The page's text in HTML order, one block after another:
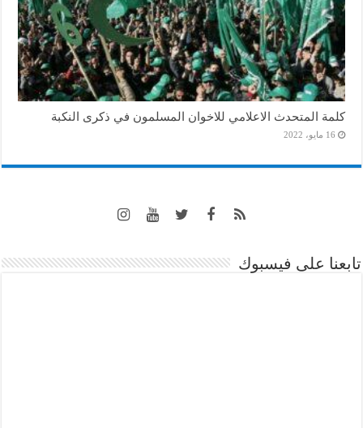
كلمة المتحدث الاعلامي للاخوان المسلمون في ذكرى النكبة
16 مايو، 2022
تابعنا على فيسبوك